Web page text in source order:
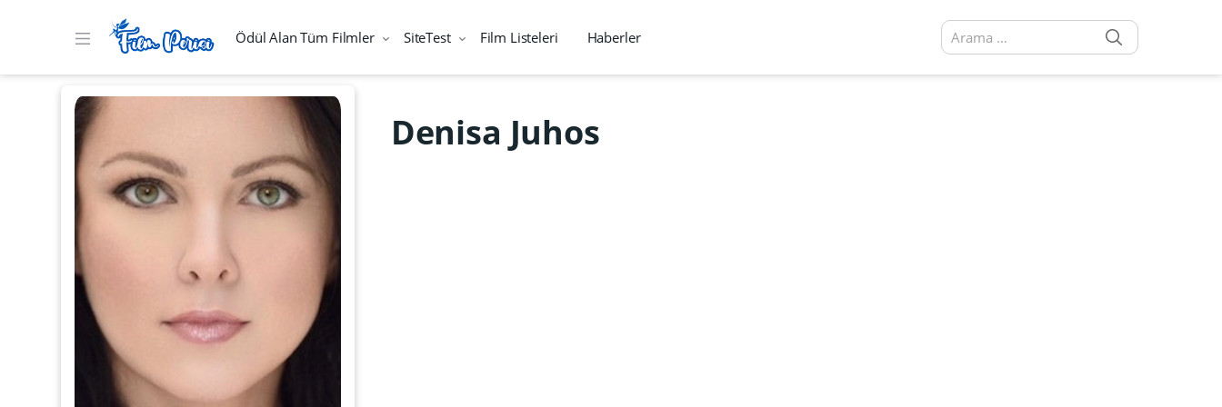
Ödül Alan Tüm Filmler SiteTest Film Listeleri Haberler
Arama sonuçları:
Denisa Juhos